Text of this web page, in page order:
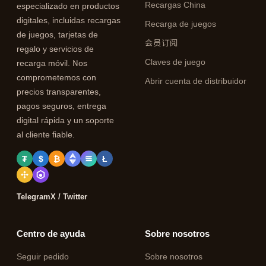
especializado en productos
digitales, incluidas recargas
de juegos, tarjetas de
regalo y servicios de
recarga móvil. Nos
comprometemos con
precios transparentes,
pagos seguros, entrega
digital rápida y un soporte
al cliente fiable.
₮ $ ₿ Ł
TelegramX / Twitter
Recargas China
Recarga de juegos
会员订阅
Claves de juego
Abrir cuenta de distribuidor
Centro de ayuda
Seguir pedido
Sobre nosotros
Sobre nosotros